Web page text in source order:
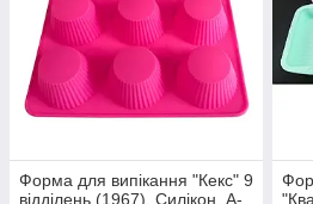
Форма для випікання "Кекс" 9
відділень (1967), Силікон, А-